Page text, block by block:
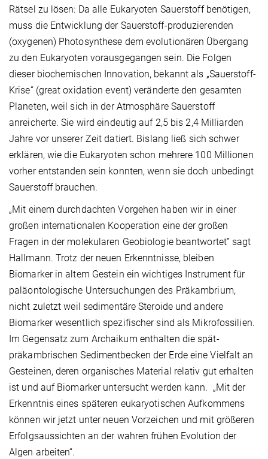
Rätsel zu lösen: Da alle Eukaryoten Sauerstoff benötigen,
muss die Entwicklung der Sauerstoff-produzierenden
(oxygenen) Photosynthese dem evolutionären Übergang
zu den Eukaryoten vorausgegangen sein. Die Folgen
dieser biochemischen Innovation, bekannt als „Sauerstoff-
Krise“ (great oxidation event) veränderte den gesamten
Planeten, weil sich in der Atmosphäre Sauerstoff
anreicherte. Sie wird eindeutig auf 2,5 bis 2,4 Milliarden
Jahre vor unserer Zeit datiert. Bislang ließ sich schwer
erklären, wie die Eukaryoten schon mehrere 100 Millionen
vorher entstanden sein konnten, wenn sie doch unbedingt
Sauerstoff brauchen.
„Mit einem durchdachten Vorgehen haben wir in einer
großen internationalen Kooperation eine der großen
Fragen in der molekularen Geobiologie beantwortet” sagt
Hallmann. Trotz der neuen Erkenntnisse, bleiben
Biomarker in altem Gestein ein wichtiges Instrument für
paläontologische Untersuchungen des Präkambrium,
nicht zuletzt weil sedimentäre Steroide und andere
Biomarker wesentlich spezifischer sind als Mikrofossilien.
Im Gegensatz zum Archaikum enthalten die spät-
präkambrischen Sedimentbecken der Erde eine Vielfalt an
Gesteinen, deren organisches Material relativ gut erhalten
ist und auf Biomarker untersucht werden kann. „Mit der
Erkenntnis eines späteren eukaryotischen Aufkommens
können wir jetzt unter neuen Vorzeichen und mit größeren
Erfolgsaussichten an der wahren frühen Evolution der
Algen arbeiten“.